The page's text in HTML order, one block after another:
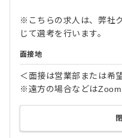
※こちらの求人は、弊社
じて選考を行います。
面接地
＜面接は営業部または希
※遠方の場合などは